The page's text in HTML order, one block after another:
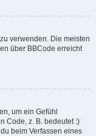
verwenden. Die meisten
über BBCode erreicht
um ein Gefühl
Code, z. B. bedeutet :)
beim Verfassen eines